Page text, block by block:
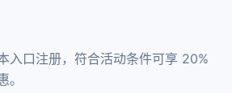
入口注册，符合活动条件可享 20%
。